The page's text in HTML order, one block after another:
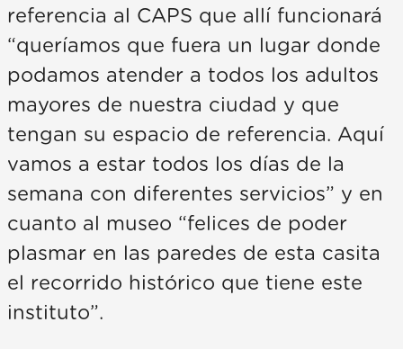
referencia al CAPS que allí funcionará
“queríamos que fuera un lugar donde
podamos atender a todos los adultos
mayores de nuestra ciudad y que
tengan su espacio de referencia. Aquí
vamos a estar todos los días de la
semana con diferentes servicios” y en
cuanto al museo “felices de poder
plasmar en las paredes de esta casita
el recorrido histórico que tiene este
instituto”.